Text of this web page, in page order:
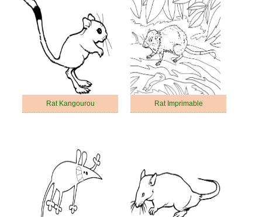
Rat Kangourou Rat Imprimable